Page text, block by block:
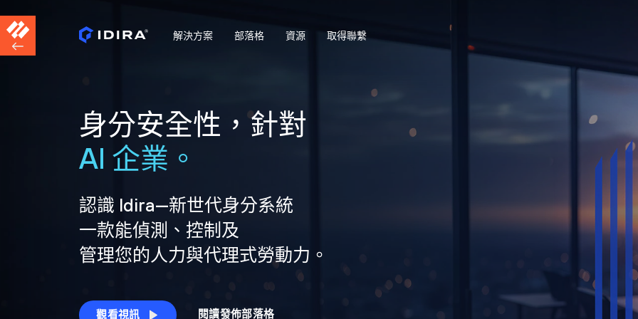
解決方案 部落格 資源 取得聯繫
身分安全性，針對
AI 企業。
認識 Idira—新世代身分系統
一款能偵測、控制及
管理您的人力與代理式勞動力。
觀看視訊 閱讀發佈部落格